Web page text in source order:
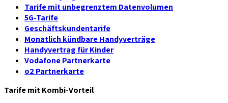
Tarife mit unbegrenztem Datenvolumen
5G-Tarife
Geschäftskundentarife
Monatlich kündbare Handyverträge
Handyvertrag für Kinder
Vodafone Partnerkarte
o2 Partnerkarte
Tarife mit Kombi-Vorteil